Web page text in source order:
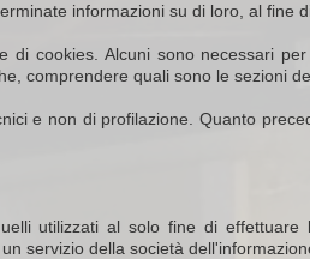
informazioni su di loro, al fine
di cookies. Alcuni sono necessari
comprendere quali sono le sezioni
e non di profilazione. Quanto
utilizzati al solo fine di
servizio della società